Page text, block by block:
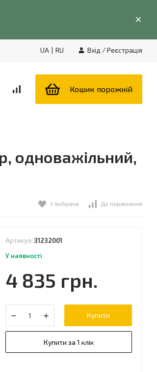
UA | RU Вхід /Реєстрація
Кошик порожній
одноважільний,
У вибране До порівняння
Артикул: 31232001
У наявності
4 835 грн.
Купити
Купити за 1 клік